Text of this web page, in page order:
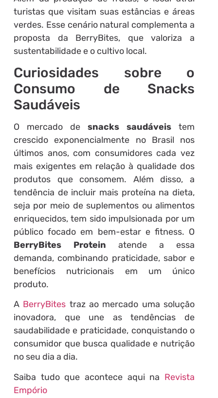
turistas que visitam suas estâncias e áreas
verdes. Esse cenário natural complementa a
proposta da BerryBites, que valoriza a
sustentabilidade e o cultivo local.
Curiosidades sobre o
Consumo de Snacks
Saudáveis
O mercado desnacks saudáveis tem
crescido exponencialmente no Brasil nos
últimos anos, com consumidores cada vez
mais exigentes em relação à qualidade dos
produtos que consomem. Além disso, a
tendência de incluir mais proteína na dieta,
seja por meio de suplementos ou alimentos
enriquecidos, tem sido impulsionada por um
público focado em bem-estar e fitness. O
BerryBites Protein atende a essa
demanda, combinando praticidade, sabor e
benefícios nutricionais em um único
produto.
A BerryBites traz ao mercado uma solução
inovadora, que une as tendências de
saudabilidade e praticidade, conquistando o
consumidor que busca qualidade e nutrição
no seu dia a dia.
Saiba tudo que acontece aqui na Revista
Empório